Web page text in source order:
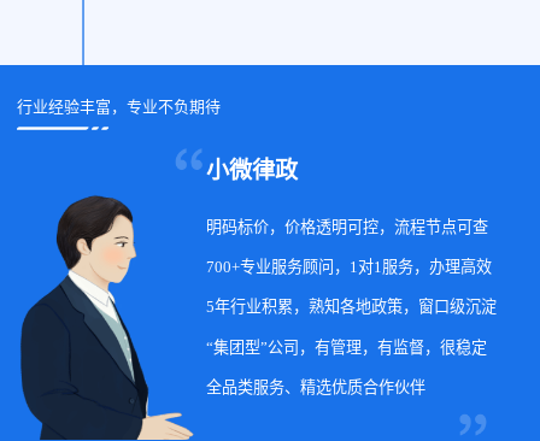
行业经验丰富，专业不负期待
小微律政
明码标价，价格透明可控，流程节点可查
700+专业服务顾问，1对1服务，办理高效
5年行业积累，熟知各地政策，窗口级沉淀
“集团型”公司，有管理，有监督，很稳定
全品类服务、精选优质合作伙伴